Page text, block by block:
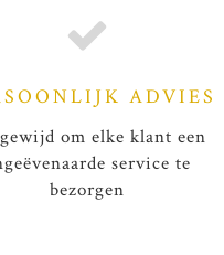
ADVIES
om elke klant een
service te
bezorgen